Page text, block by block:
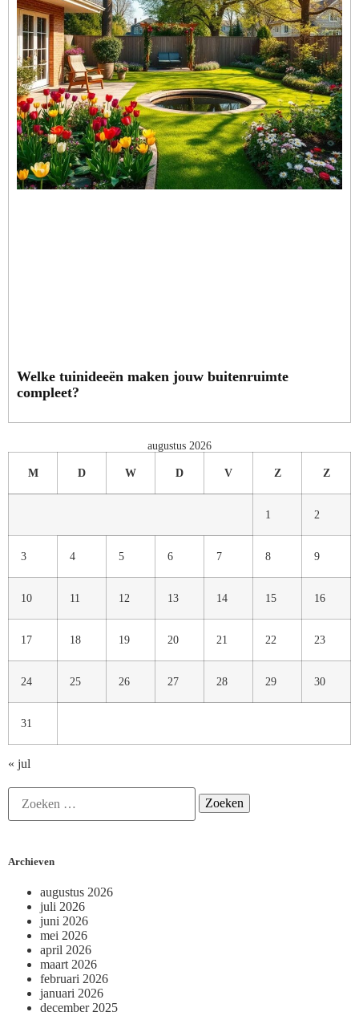
Welke tuinideeën maken jouw buitenruimte
compleet?
augustus 2026
M D W D V Z Z
1 2
3 4 5 6 7 8 9
10 11 12 13 14 15 16
17 18 19 20 21 22 23
24 25 26 27 28 29 30
31
« jul
Archieven
augustus 2026
juli 2026
juni 2026
mei 2026
april 2026
maart 2026
februari 2026
januari 2026
december 2025